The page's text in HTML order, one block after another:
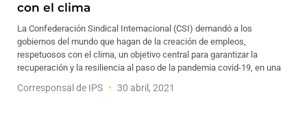
con el clima
La Confederación Sindical Internacional (CSI) demandó a los
gobiernos del mundo que hagan de la creación de empleos,
respetuosos con el clima, un objetivo central para garantizar la
recuperación y la resiliencia al paso de la pandemia covid-19, en una
Corresponsal de IPS 30 abril, 2021